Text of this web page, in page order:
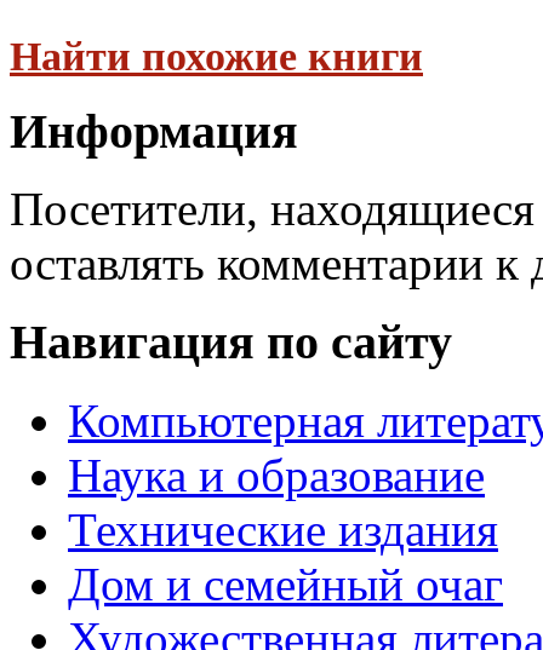
Найти похожие книги
Информация
Посетители,
оставлять комментарии к
Навигация по сайту
Компьютерная
Наука и образование
Технические издания
Дом и семейный очаг
Художественная